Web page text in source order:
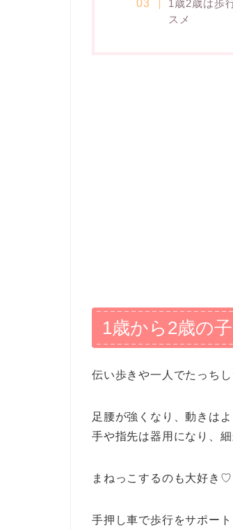
1歳2歳は歩
スメ
1歳から2歳の
伝い歩きや一人でたっち
足腰が強くなり、動きはよ
手や指先は器用になり、
まねっこするのも大好き♡
手押し車で歩行をサポー